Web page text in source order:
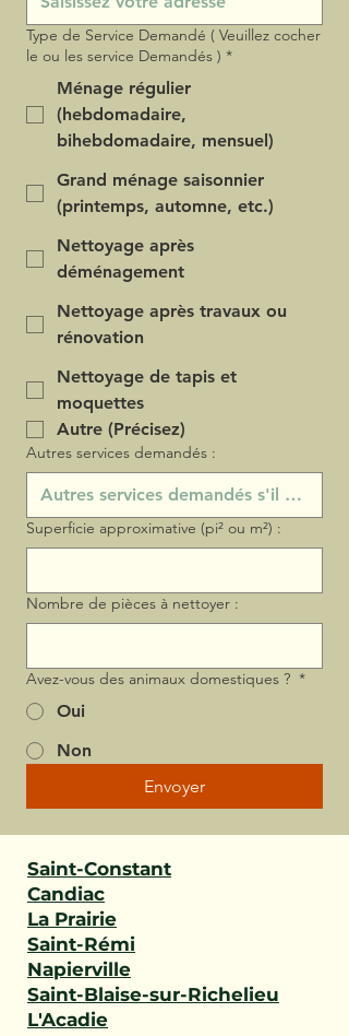
Type de Service Demandé ( Veuillez cocher
le ou les service Demandés ) *
Ménage régulier
(hebdomadaire,
bihebdomadaire, mensuel)
Grand ménage saisonnier
(printemps, automne, etc.)
Nettoyage après
déménagement
Nettoyage après travaux ou
rénovation
Nettoyage de tapis et
moquettes
Autre (Précisez)
Autres services demandés :
Superficie approximative (pi² ou m²) :
Nombre de pièces à nettoyer :
Avez-vous des animaux domestiques ? *
Oui
Non
Envoyer
Saint-Constant
Candiac
La Prairie
Saint-Rémi
Napierville
Saint-Blaise-sur-Richelieu
L'Acadie